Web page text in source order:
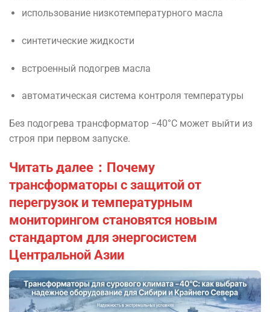
использование низкотемпературного масла
синтетические жидкости
встроенный подогрев масла
автоматическая система контроля температуры
Без подогрева трансформатор −40°C может выйти из
строя при первом запуске.
Читать далее：Почему
трансформаторы с защитой от
перегрузок и температурным
мониторингом становятся новым
стандартом для энергосистем
Центральной Азии